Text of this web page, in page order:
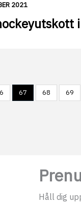
2021
i
67 68 69
Håll dig